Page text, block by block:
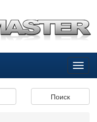
Поиск